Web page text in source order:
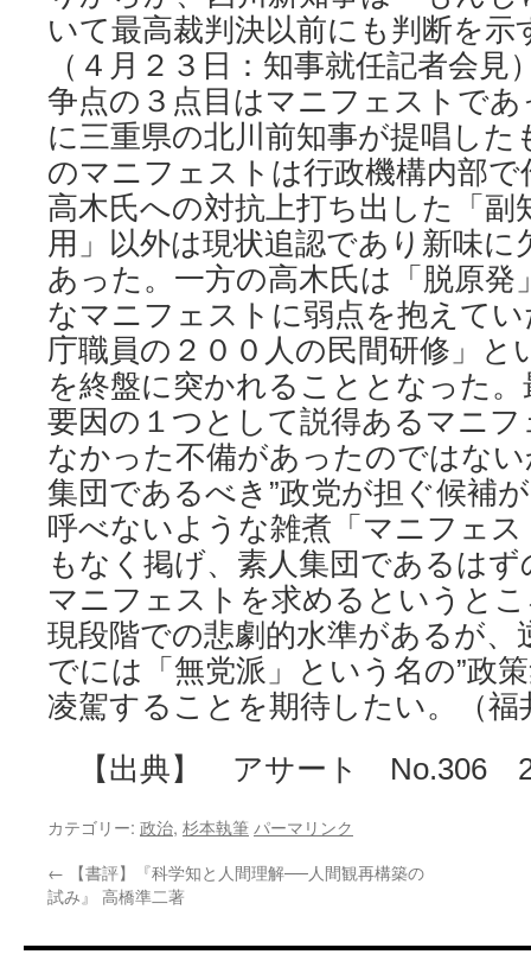
いて最高裁判決以前にも判断を
（４月２３日：知事就任記者会見
争点の３点目はマニフェストで
に三重県の北川前知事が提唱した
のマニフェストは行政機構内部
高木氏への対抗上打ち出した「副
用」以外は現状追認であり新味
あった。一方の高木氏は「脱原発
なマニフェストに弱点を抱えて
庁職員の２００人の民間研修」と
を終盤に突かれることとなった
要因の１つとして説得あるマニ
なかった不備があったのではな
集団であるべき”政党が担ぐ候補
呼べないような雑煮「マニフェ
もなく掲げ、素人集団であるは
マニフェストを求めるというと
現段階での悲劇的水準があるが、
でには「無党派」という名の”政
凌駕することを期待したい。（福
【出典】 アサート No.306
カテゴリー: 政治, 杉本執筆 パーマリンク
← 【書評】『科学知と人間理解──人間観再構築の
試み』 高橋準二著